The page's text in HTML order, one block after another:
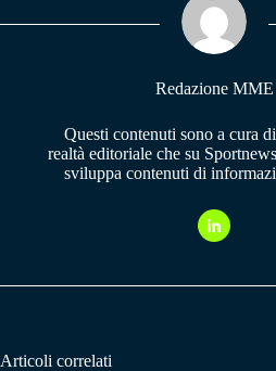
pp m
Redazione MME
Questi contenuti sono a cura
realtà editoriale che su
sviluppa contenuti di
Articoli correlati